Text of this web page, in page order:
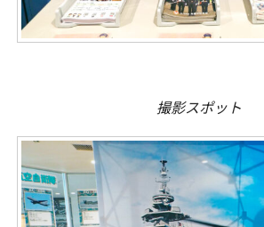
撮影スポット